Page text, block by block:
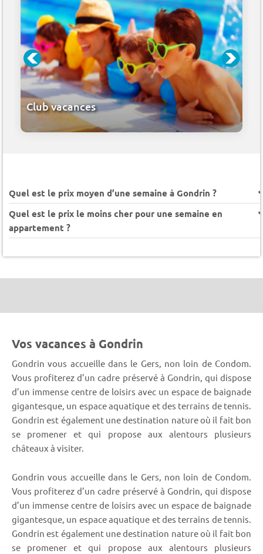
Club vacances
Quel est le prix moyen d’une semaine à Gondrin ?
Quel est le prix le moins cher pour une semaine en
appartement ?
Vos vacances à Gondrin
Gondrin vous accueille dans le Gers, non loin de Condom.
Vous profiterez d’un cadre préservé à Gondrin, qui dispose
d’un immense centre de loisirs avec un espace de baignade
gigantesque, un espace aquatique et des terrains de tennis.
Gondrin est également une destination nature où il fait bon
se promener et qui propose aux alentours plusieurs
châteaux à visiter.
Gondrin vous accueille dans le Gers, non loin de Condom.
Vous profiterez d’un cadre préservé à Gondrin, qui dispose
d’un immense centre de loisirs avec un espace de baignade
gigantesque, un espace aquatique et des terrains de tennis.
Gondrin est également une destination nature où il fait bon
se promener et qui propose aux alentours plusieurs